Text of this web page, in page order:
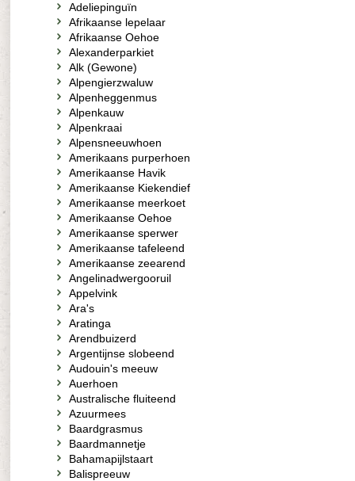
Adeliepinguïn
Afrikaanse lepelaar
Afrikaanse Oehoe
Alexanderparkiet
Alk (Gewone)
Alpengierzwaluw
Alpenheggenmus
Alpenkauw
Alpenkraai
Alpensneeuwhoen
Amerikaans purperhoen
Amerikaanse Havik
Amerikaanse Kiekendief
Amerikaanse meerkoet
Amerikaanse Oehoe
Amerikaanse sperwer
Amerikaanse tafeleend
Amerikaanse zeearend
Angelinadwergooruil
Appelvink
Ara's
Aratinga
Arendbuizerd
Argentijnse slobeend
Audouin's meeuw
Auerhoen
Australische fluiteend
Azuurmees
Baardgrasmus
Baardmannetje
Bahamapijlstaart
Balispreeuw